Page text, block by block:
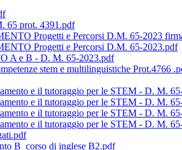
65 prot. 4391.pdf
Progetti e Percorsi D.M. 65-2023
Progetti e Percorsi D.M. 65-2023.pdf
A e B - D. M. 65-2023.pdf
stem e multilinguistiche Prot.4766
e il tutoraggio per le STEM - D. M.
e il tutoraggio per le STEM - D. M.
e il tutoraggio per le STEM - D. M.
e il tutoraggio per le STEM - D. M.
B_corso di inglese B2.pdf